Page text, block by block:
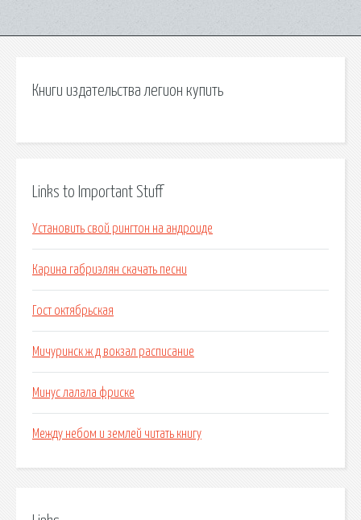
Книги издательства легион купить
Links to Important Stuff
Установить свой рингтон на андроиде
Карина габриэлян скачать песни
Гост октябрьская
Мичуринск ж д вокзал расписание
Минус лалала фриске
Между небом и землей читать книгу